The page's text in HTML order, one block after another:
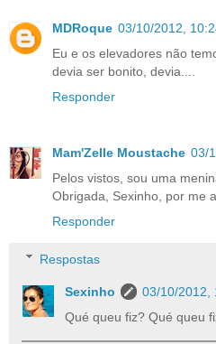
MDRoque 03/10/2012,
Eu e os elevadores não
devia ser bonito, devia....
Responder
Mam'Zelle Moustache 03/
Pelos vistos, sou uma
Obrigada, Sexinho, por me
Responder
Respostas
Sexinho
03/10/2012,
Qué queu fiz? Qué queu